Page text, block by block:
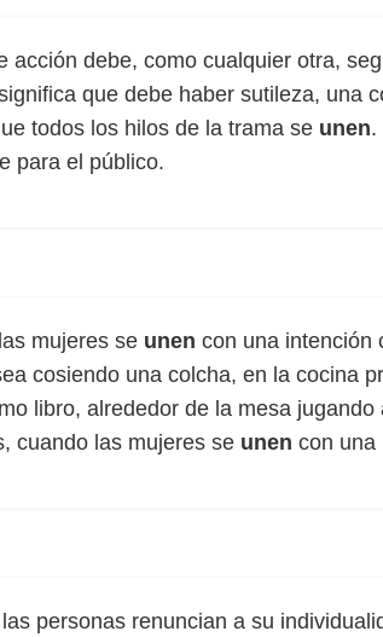
acción debe, como cualquier otra,
que debe haber sutileza, una
todos los hilos de la trama se unen.
para el público.
mujeres se unen con una intención
cosiendo una colcha, en la cocina
libro, alrededor de la mesa
cuando las mujeres se unen con una
personas renuncian a su